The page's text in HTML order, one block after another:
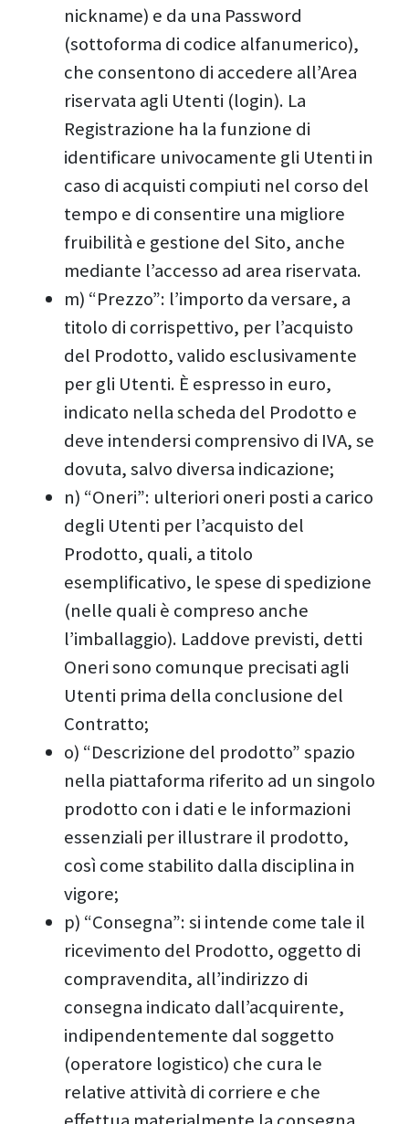
nickname) e da una Password
(sottoforma di codice alfanumerico),
che consentono di accedere all’Area
riservata agli Utenti (login). La
Registrazione ha la funzione di
identificare univocamente gli Utenti in
caso di acquisti compiuti nel corso del
tempo e di consentire una migliore
fruibilità e gestione del Sito, anche
mediante l’accesso ad area riservata.
m) “Prezzo”: l’importo da versare, a
titolo di corrispettivo, per l’acquisto
del Prodotto, valido esclusivamente
per gli Utenti. È espresso in euro,
indicato nella scheda del Prodotto e
deve intendersi comprensivo di IVA, se
dovuta, salvo diversa indicazione;
n) “Oneri”: ulteriori oneri posti a carico
degli Utenti per l’acquisto del
Prodotto, quali, a titolo
esemplificativo, le spese di spedizione
(nelle quali è compreso anche
l’imballaggio). Laddove previsti, detti
Oneri sono comunque precisati agli
Utenti prima della conclusione del
Contratto;
o) “Descrizione del prodotto” spazio
nella piattaforma riferito ad un singolo
prodotto con i dati e le informazioni
essenziali per illustrare il prodotto,
così come stabilito dalla disciplina in
vigore;
p) “Consegna”: si intende come tale il
ricevimento del Prodotto, oggetto di
compravendita, all’indirizzo di
consegna indicato dall’acquirente,
indipendentemente dal soggetto
(operatore logistico) che cura le
relative attività di corriere e che